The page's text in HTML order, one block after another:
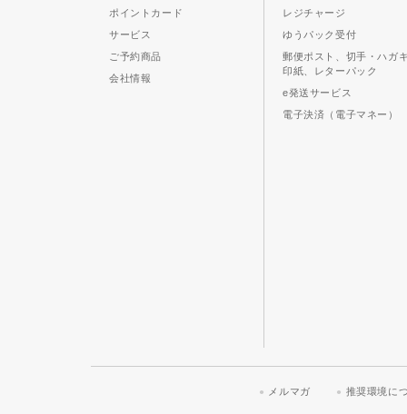
ポイントカード
サービス
ご予約商品
会社情報
レジチャージ
ゆうパック受付
郵便ポスト、切手・ハガ
印紙、レターパック
e発送サービス
電子決済（電子マネー）
メルマガ 推奨環境に